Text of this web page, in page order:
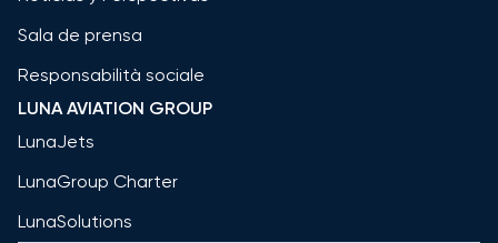
Sala de prensa
Responsabilità sociale
LUNA AVIATION GROUP
LunaJets
LunaGroup Charter
LunaSolutions